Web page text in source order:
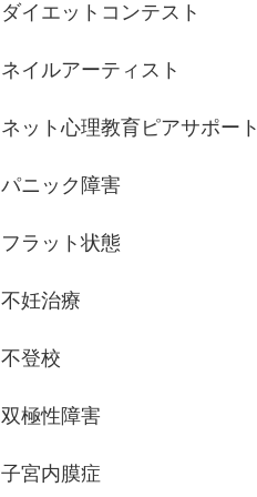
ダイエットコンテスト
ネイルアーティスト
ネット心理教育ピアサポート
パニック障害
フラット状態
不妊治療
不登校
双極性障害
子宮内膜症